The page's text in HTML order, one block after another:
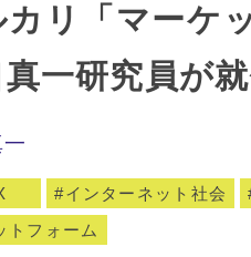
カリ「マーケ
真一研究員が
インターネット社会
トフォーム